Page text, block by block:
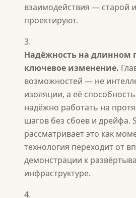
взаимодействия — старой
проектируют.
Надёжность на длинном
ключевое изменение.
возможностей — не
изоляции, а её
надёжно работать на
шагов без сбоев и дрейфа.
рассматривает это как
технология переходит от
демонстрации к
инфраструктуре.